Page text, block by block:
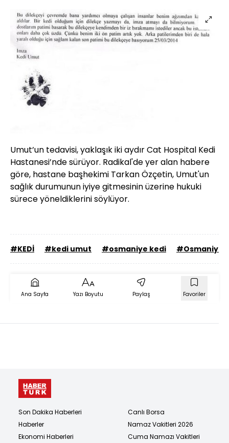
Umut’un tedavisi, yaklaşık iki aydır Cat Hospital Kedi
Hastanesi’nde sürüyor. Radikal'de yer alan habere
göre, hastane başhekimi Tarkan Özçetin, Umut'un
sağlık durumunun iyiye gitmesinin üzerine hukuki
sürece yöneldiklerini söylüyor.
#KEDİ #kedi umut #osmaniye kedi #Osmaniye
Ana Sayfa Yazı Boyutu Paylaş Favoriler
Son Dakika Haberleri
Haberler
Ekonomi Haberleri
Canlı Borsa
Namaz Vakitleri 2026
Cuma Namazı Vakitleri